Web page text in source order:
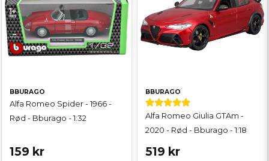
BBURAGO
Alfa Romeo Spider - 1966 -
Rød - Bburago - 1:32
159 kr
BBURAGO
Alfa Romeo Giulia GTAm -
2020 - Rød - Bburago - 1:18
519 kr